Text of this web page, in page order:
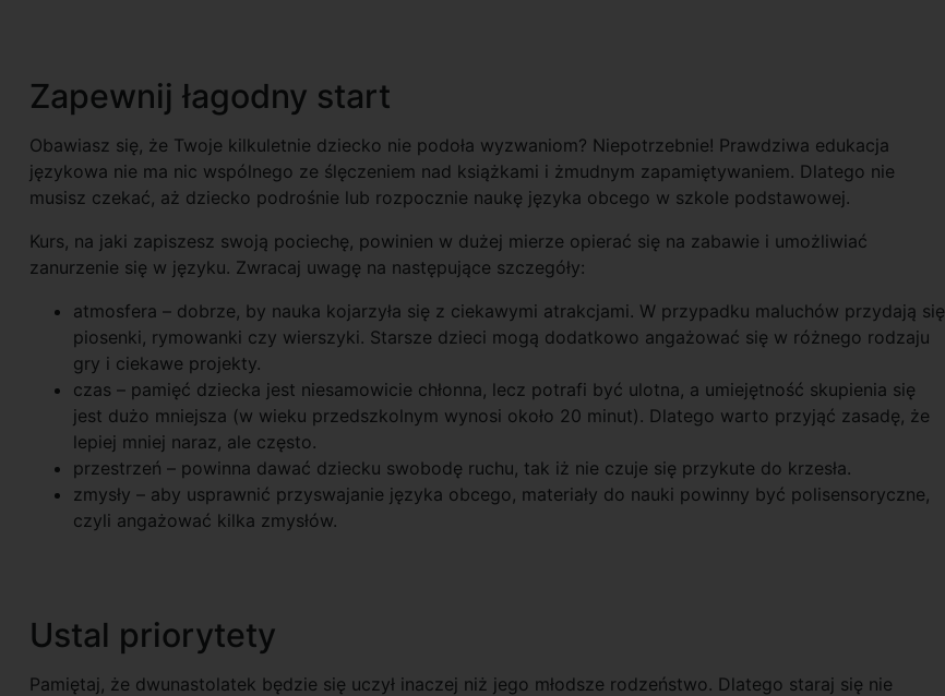
Zapewnij łagodny start
Obawiasz się, że Twoje kilkuletnie dziecko nie podoła wyzwaniom? Niepotrzebnie! Prawdziwa edukacja
językowa nie ma nic wspólnego ze ślęczeniem nad książkami i żmudnym zapamiętywaniem. Dlatego nie
musisz czekać, aż dziecko podrośnie lub rozpocznie naukę języka obcego w szkole podstawowej.
Kurs, na jaki zapiszesz swoją pociechę, powinien w dużej mierze opierać się na zabawie i umożliwiać
zanurzenie się w języku. Zwracaj uwagę na następujące szczegóły:
atmosfera – dobrze, by nauka kojarzyła się z ciekawymi atrakcjami. W przypadku maluchów przydają się
piosenki, rymowanki czy wierszyki. Starsze dzieci mogą dodatkowo angażować się w różnego rodzaju
gry i ciekawe projekty.
czas – pamięć dziecka jest niesamowicie chłonna, lecz potrafi być ulotna, a umiejętność skupienia się
jest dużo mniejsza (w wieku przedszkolnym wynosi około 20 minut). Dlatego warto przyjąć zasadę, że
lepiej mniej naraz, ale często.
przestrzeń – powinna dawać dziecku swobodę ruchu, tak iż nie czuje się przykute do krzesła.
zmysły – aby usprawnić przyswajanie języka obcego, materiały do nauki powinny być polisensoryczne,
czyli angażować kilka zmysłów.
Ustal priorytety
Pamiętaj, że dwunastolatek będzie się uczył inaczej niż jego młodsze rodzeństwo. Dlatego staraj się nie